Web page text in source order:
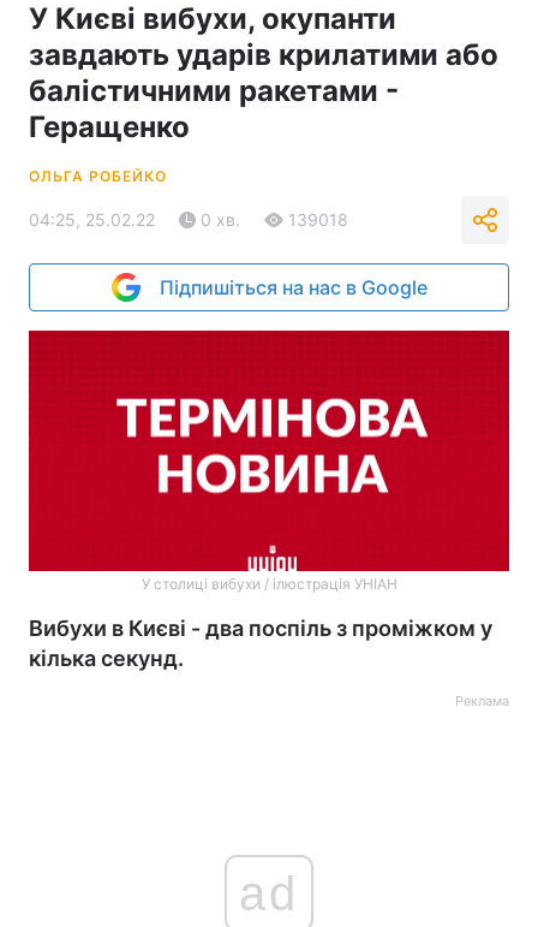
У Києві вибухи, окупанти
завдають ударів крилатими або
балістичними ракетами -
Геращенко
ОЛЬГА РОБЕЙКО
04:25, 25.02.22 0 хв. 139018
Підпишіться на нас в Google
У столиці вибухи / ілюстрація УНІАН
Вибухи в Києві - два поспіль з проміжком у
кілька секунд.
Реклама
ad